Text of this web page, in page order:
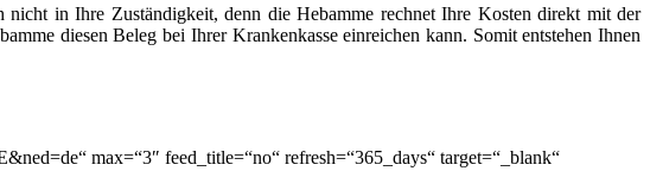
in Ihre Zuständigkeit, denn die Hebamme rechnet Ihre Kosten direkt mit der
diesen Beleg bei Ihrer Krankenkasse einreichen kann. Somit entstehen Ihnen
max=“3″ feed_title=“no“ refresh=“365_days“ target=“_blank“